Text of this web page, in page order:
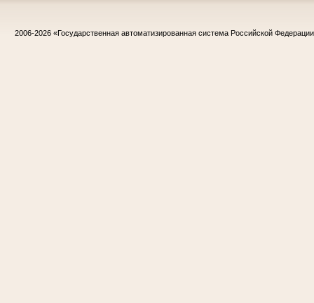
2006-2026 «Государственная автоматизированная система Российской